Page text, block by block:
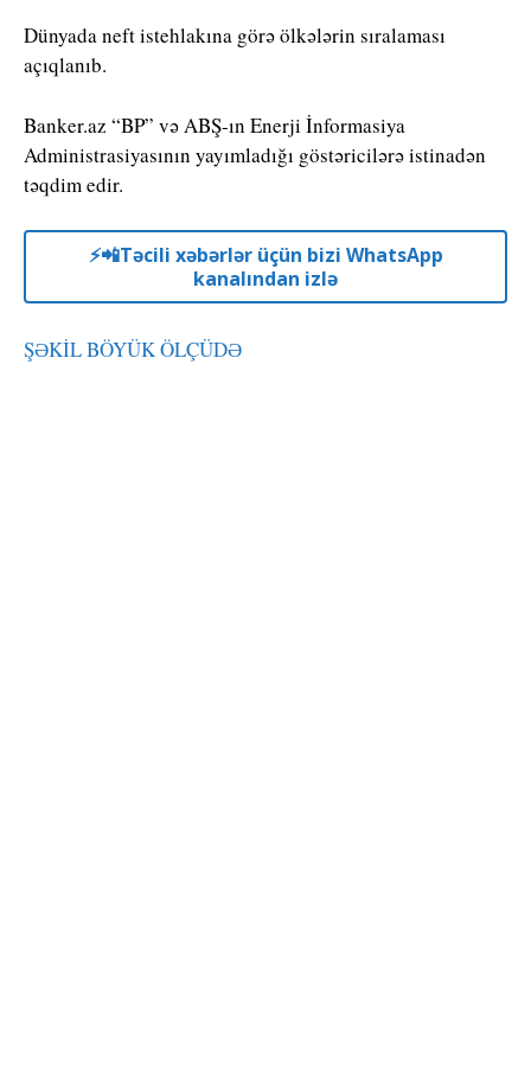
Dünyada neft istehlakına görə ölkələrin sıralaması
açıqlanıb.
Banker.az “BP” və ABŞ-ın Enerji İnformasiya
Administrasiyasının yayımladığı göstəricilərə istinadən
təqdim edir.
⚡️📲Təcili xəbərlər üçün bizi WhatsApp
kanalından izlə
ŞƏKİL BÖYÜK ÖLÇÜDƏ